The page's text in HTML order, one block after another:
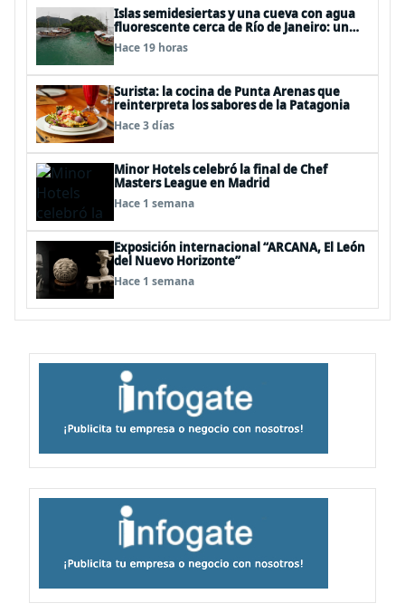
Islas semidesiertas y una cueva con agua
fluorescente cerca de Río de Janeiro: un
recorrido imperdible por Angra dos Reis
Hace 19 horas
Surista: la cocina de Punta Arenas que
reinterpreta los sabores de la Patagonia
Hace 3 días
Minor Hotels celebró la final de Chef
Masters League en Madrid
Hace 1 semana
Exposición internacional “ARCANA, El León
del Nuevo Horizonte”
Hace 1 semana